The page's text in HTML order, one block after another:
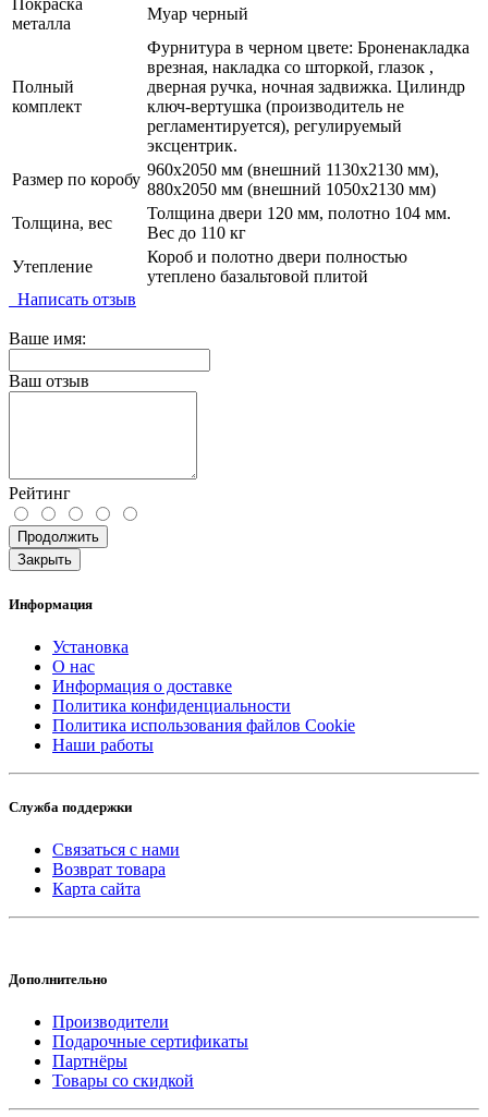
Покраска
металла
Муар черный
Полный
комплект
Фурнитура в черном цвете: Броненакладка
врезная, накладка со шторкой, глазок ,
дверная ручка, ночная задвижка. Цилиндр
ключ-вертушка (производитель не
регламентируется), регулируемый
эксцентрик.
Размер по коробу
960х2050 мм (внешний 1130х2130 мм),
880х2050 мм (внешний 1050х2130 мм)
Толщина, вес
Толщина двери 120 мм, полотно 104 мм.
Вес до 110 кг
Утепление
Короб и полотно двери полностью
утеплено базальтовой плитой
Написать отзыв
Ваше имя:
Ваш отзыв
Рейтинг
Продолжить
Закрыть
Информация
Установка
О нас
Информация о доставке
Политика конфиденциальности
Политика использования файлов Cookie
Наши работы
Служба поддержки
Связаться с нами
Возврат товара
Карта сайта
Дополнительно
Производители
Подарочные сертификаты
Партнёры
Товары со скидкой